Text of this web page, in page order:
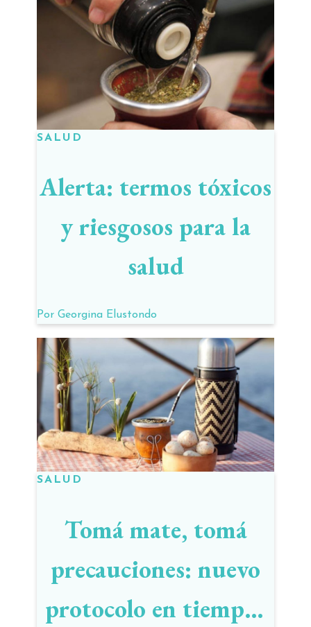
SALUD
Alerta: termos tóxicos
y riesgosos para la
salud
Por Georgina Elustondo
SALUD
Tomá mate, tomá
precauciones: nuevo
protocolo en tiempos